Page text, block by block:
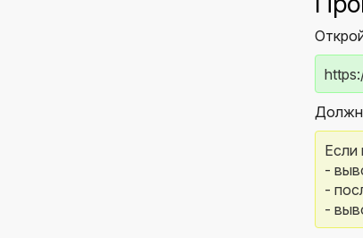
Если
-
-
-